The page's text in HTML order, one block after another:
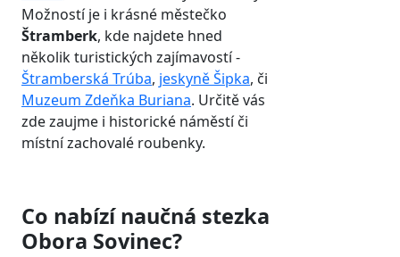
Možností je i krásné městečko
Štramberk, kde najdete hned
několik turistických zajímavostí -
Štramberská Trúba, jeskyně Šipka, či
Muzeum Zdeňka Buriana. Určitě vás
zde zaujme i historické náměstí či
místní zachovalé roubenky.
Co nabízí naučná stezka
Obora Sovinec?